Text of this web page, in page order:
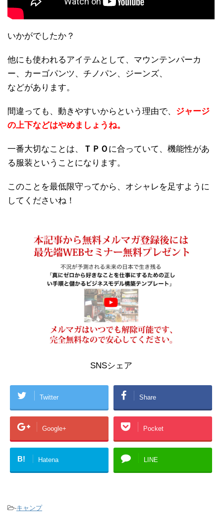
いかがでしたか？
他にも使われるアイテムとして、マウンテンパーカ
ー、カーゴパンツ、チノパン、ジーンズ、
などがあります。
間違っても、動きやすいからという理由で、 ジャージ
の上下などはやめましょうね。
一番大切なことは、 ＴＰＯ に合っていて、機能性があ
る服装ということになります。
このことを最低限守ってから、オシャレを足すように
してくださいね！
SNSシェア
Twitter Share
Google+ Pocket
B! Hatena LINE
-キャンプ